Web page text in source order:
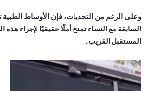
وعلى الرغم من التحديات، فإن الأوساط الطبية
السابقة مع النساء تمنح أملًا حقيقيًا لإجراء هذه
المستقبل القريب.